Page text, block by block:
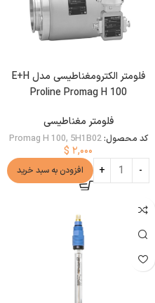
فلومتر الکترومغناطیسی مدل E+H
Proline Promag H 100
فلومتر مغناطیسی
کد محصول:Promag H 100, 5H1B02
$ ۲,۰۰۰
افزودن به سبد خرید